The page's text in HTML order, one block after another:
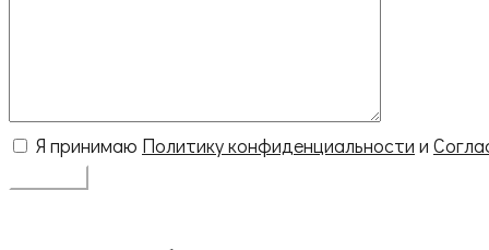
Я принимаю Политику конфиденциальности и